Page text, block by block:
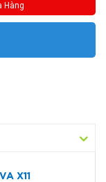
Hàng
X11